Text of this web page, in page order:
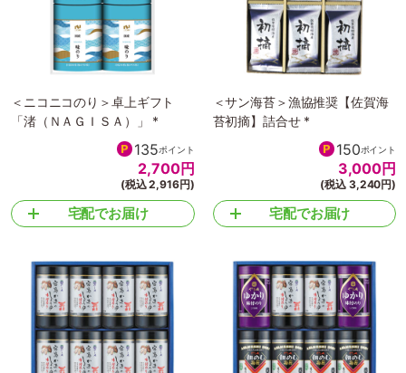
＜ニコニコのり＞卓上ギフト
「渚（ＮＡＧＩＳＡ）」 *
135ポイント
2,700円
(税込 2,916円)
宅配でお届け
＜サン海苔＞漁協推奨【佐賀海
苔初摘】詰合せ *
150ポイント
3,000円
(税込 3,240円)
宅配でお届け